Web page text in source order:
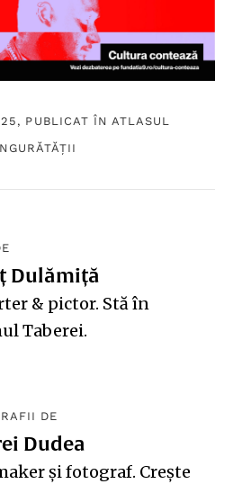
PUBLICAT ÎN ATLASUL
Dulămiță
& pictor. Stă în
Taberei.
DE
Dudea
și fotograf. Creşte